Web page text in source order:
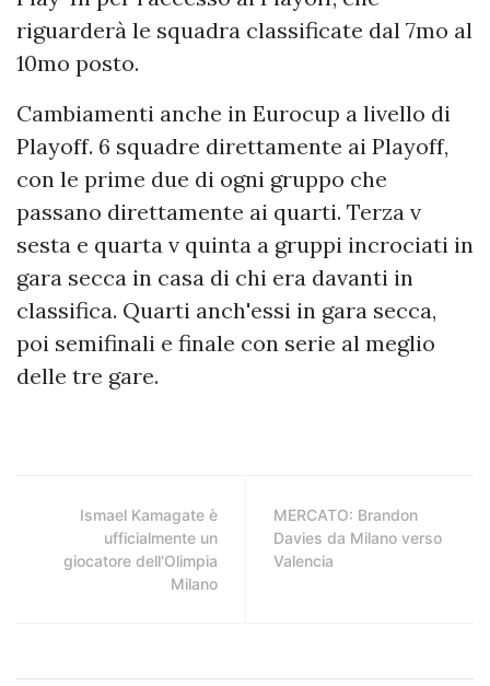
riguarderà le squadra classificate dal 7mo al
10mo posto.
Cambiamenti anche in Eurocup a livello di
Playoff. 6 squadre direttamente ai Playoff,
con le prime due di ogni gruppo che
passano direttamente ai quarti. Terza v
sesta e quarta v quinta a gruppi incrociati in
gara secca in casa di chi era davanti in
classifica. Quarti anch'essi in gara secca,
poi semifinali e finale con serie al meglio
delle tre gare.
Ismael Kamagate è
ufficialmente un
giocatore dell'Olimpia
Milano
MERCATO: Brandon
Davies da Milano verso
Valencia